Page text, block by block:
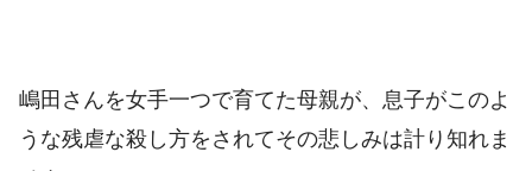
嶋田さんを女手一つで育てた母親が、息子がこのよ
うな残虐な殺し方をされてその悲しみは計り知れま